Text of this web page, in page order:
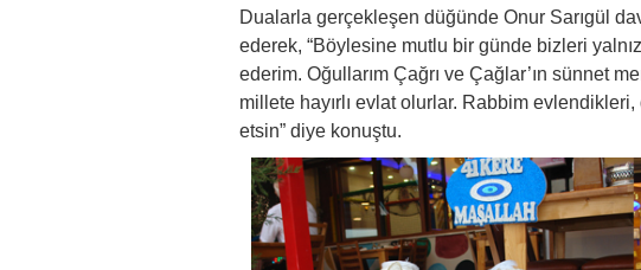
Dualarla gerçekleşen düğünde Onur Sarıgül
ederek, “Böylesine mutlu bir günde bizleri
ederim. Oğullarım Çağrı ve Çağlar’ın sünnet
millete hayırlı evlat olurlar. Rabbim
etsin” diye konuştu.